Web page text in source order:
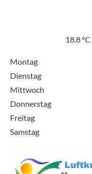
18.8°C
Montag
Dienstag
Mittwoch
Donnerstag
Freitag
Samstag